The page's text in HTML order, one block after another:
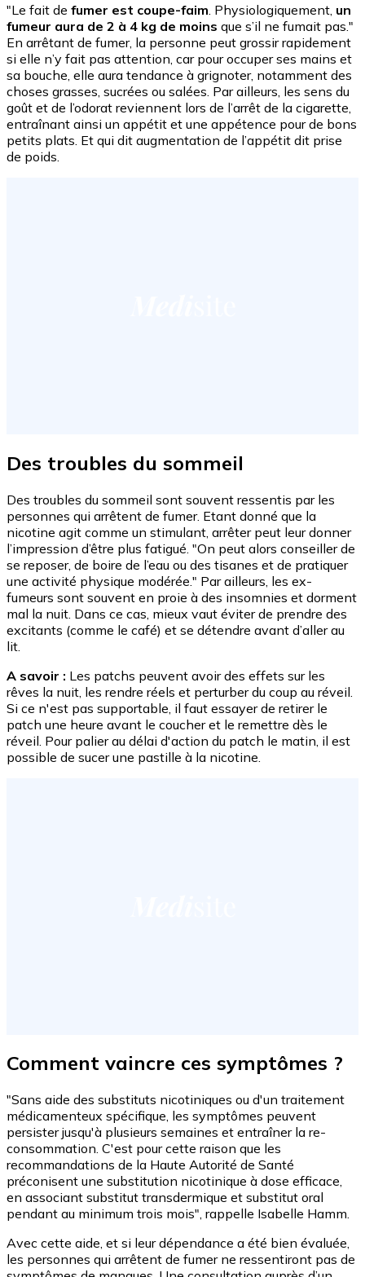
"Le fait de fumer est coupe-faim . Physiologiquement, un
fumeur aura de 2 à 4 kg de moins que s’il ne fumait pas."
En arrêtant de fumer, la personne peut grossir rapidement
si elle n’y fait pas attention, car pour occuper ses mains et
sa bouche, elle aura tendance à grignoter, notamment des
choses grasses, sucrées ou salées. Par ailleurs, les sens du
goût et de l’odorat reviennent lors de l’arrêt de la cigarette,
entraînant ainsi un appétit et une appétence pour de bons
petits plats. Et qui dit augmentation de l’appétit dit prise
de poids.
Des troubles du sommeil
Des troubles du sommeil sont souvent ressentis par les
personnes qui arrêtent de fumer. Etant donné que la
nicotine agit comme un stimulant, arrêter peut leur donner
l’impression d’être plus fatigué. "On peut alors conseiller de
se reposer, de boire de l’eau ou des tisanes et de pratiquer
une activité physique modérée." Par ailleurs, les ex-
fumeurs sont souvent en proie à des insomnies et dorment
mal la nuit. Dans ce cas, mieux vaut éviter de prendre des
excitants (comme le café) et se détendre avant d’aller au
lit.
A savoir : Les patchs peuvent avoir des effets sur les
rêves la nuit, les rendre réels et perturber du coup au réveil.
Si ce n'est pas supportable, il faut essayer de retirer le
patch une heure avant le coucher et le remettre dès le
réveil. Pour palier au délai d'action du patch le matin, il est
possible de sucer une pastille à la nicotine.
Comment vaincre ces symptômes ?
"Sans aide des substituts nicotiniques ou d'un traitement
médicamenteux spécifique, les symptômes peuvent
persister jusqu'à plusieurs semaines et entraîner la re-
consommation. C'est pour cette raison que les
recommandations de la Haute Autorité de Santé
préconisent une substitution nicotinique à dose efficace,
en associant substitut transdermique et substitut oral
pendant au minimum trois mois", rappelle Isabelle Hamm.
Avec cette aide, et si leur dépendance a été bien évaluée,
les personnes qui arrêtent de fumer ne ressentiront pas de